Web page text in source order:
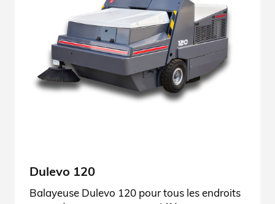
Dulevo 120
Balayeuse Dulevo 120 pour tous les endroits